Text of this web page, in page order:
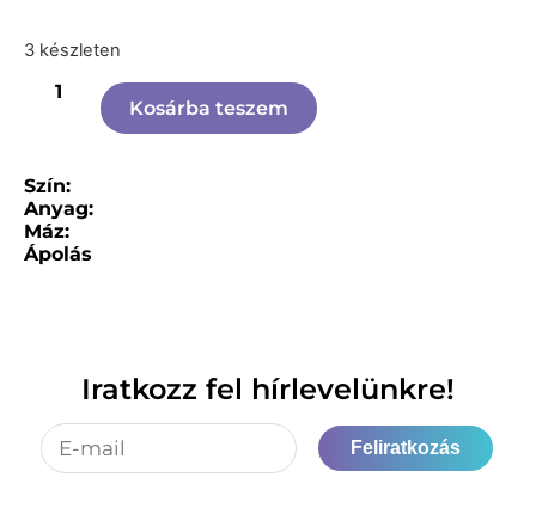
3 készleten
Kosárba teszem
Szín:
Anyag:
Máz:
Ápolás
Iratkozz fel hírlevelünkre!
Feliratkozás